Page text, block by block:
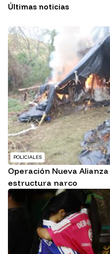
Últimas noticias
POLICIALES
Operación Nueva
estructura narco